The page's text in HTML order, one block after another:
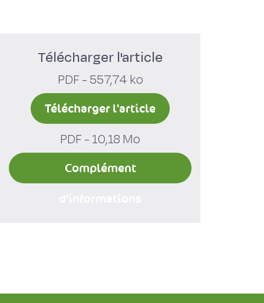
Télécharger l'article
PDF - 557,74 ko
Télécharger l'article
PDF - 10,18 Mo
Complément